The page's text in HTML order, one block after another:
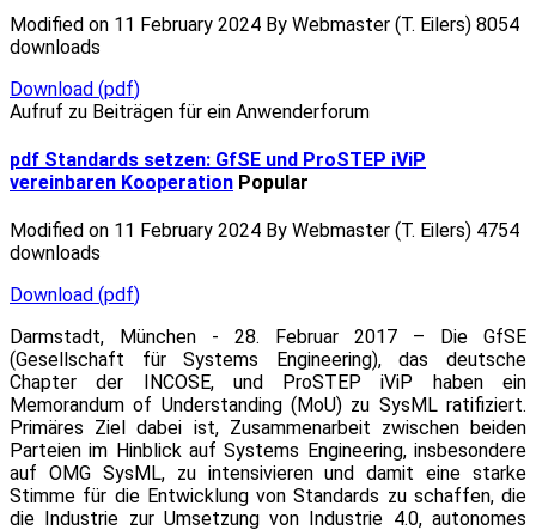
Modified on 11 February 2024 By Webmaster (T. Eilers) 8054
downloads
Download (pdf)
Aufruf zu Beiträgen für ein Anwenderforum
pdf Standards setzen: GfSE und ProSTEP iViP
vereinbaren Kooperation Popular
Modified on 11 February 2024 By Webmaster (T. Eilers) 4754
downloads
Download (pdf)
Darmstadt, München - 28. Februar 2017 – Die GfSE
(Gesellschaft für Systems Engineering), das deutsche
Chapter der INCOSE, und ProSTEP iViP haben ein
Memorandum of Understanding (MoU) zu SysML ratifiziert.
Primäres Ziel dabei ist, Zusammenarbeit zwischen beiden
Parteien im Hinblick auf Systems Engineering, insbesondere
auf OMG SysML, zu intensivieren und damit eine starke
Stimme für die Entwicklung von Standards zu schaffen, die
die Industrie zur Umsetzung von Industrie 4.0, autonomes